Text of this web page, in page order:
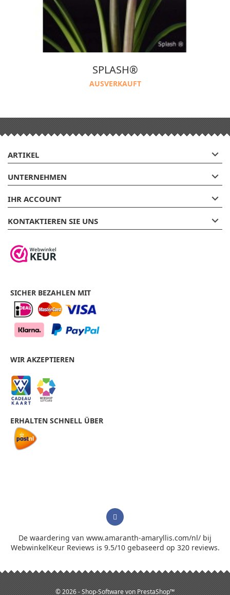
SPLASH®
AUSVERKAUFT
ARTIKEL 
UNTERNEHMEN 
IHR ACCOUNT 
KONTAKTIEREN SIE UNS 
SICHER BEZAHLEN MIT
WIR AKZEPTIEREN
ERHALTEN SCHNELL ÜBER
De waardering van www.amaranth-amaryllis.com/nl/ bij
WebwinkelKeur Reviews is 9.5/10 gebaseerd op 320 reviews.
© 2026 - Shop-Software von PrestaShop™